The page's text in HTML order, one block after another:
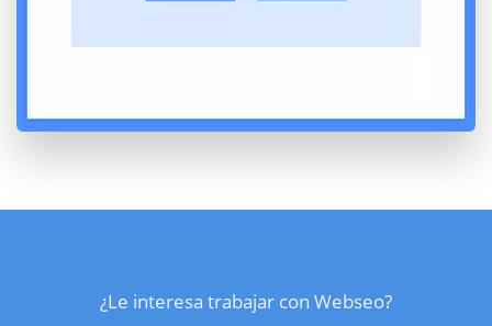
¿Le interesa trabajar con Webseo?